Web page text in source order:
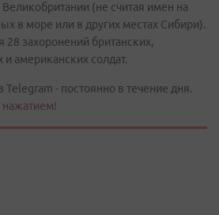
(не считая имен на
в море или в других местах Сибири).
28 захоронений британских,
и американских солдат.
Telegram - постоянно в течение дня.